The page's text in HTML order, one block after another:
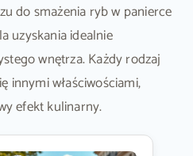
do smażenia ryb w panierce
uzyskania idealnie
wnętrza. Każdy rodzaj
innymi właściwościami,
efekt kulinarny.